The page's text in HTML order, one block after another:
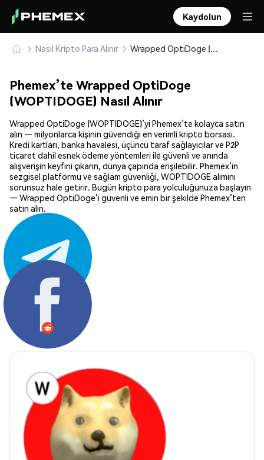
Kaydolun
Nasıl Kripto Para Alınır Wrapped OptiDoge (WOPTIDOGE) Güvenle Satın Alın ve Saklayın
Phemex’te Wrapped OptiDoge
(WOPTIDOGE) Nasıl Alınır
Wrapped OptiDoge (WOPTIDOGE)’yi Phemex’te kolayca satın
alın — milyonlarca kişinin güvendiği en verimli kripto borsası.
Kredi kartları, banka havalesi, üçüncü taraf sağlayıcılar ve P2P
ticaret dahil esnek ödeme yöntemleri ile güvenli ve anında
alışverişin keyfini çıkarın, dünya çapında erişilebilir. Phemex’in
sezgisel platformu ve sağlam güvenliği, WOPTIDOGE alımını
sorunsuz hale getirir. Bugün kripto para yolculuğunuza başlayın
— Wrapped OptiDoge’i güvenli ve emin bir şekilde Phemex’ten
satın alın.
Paylaş: